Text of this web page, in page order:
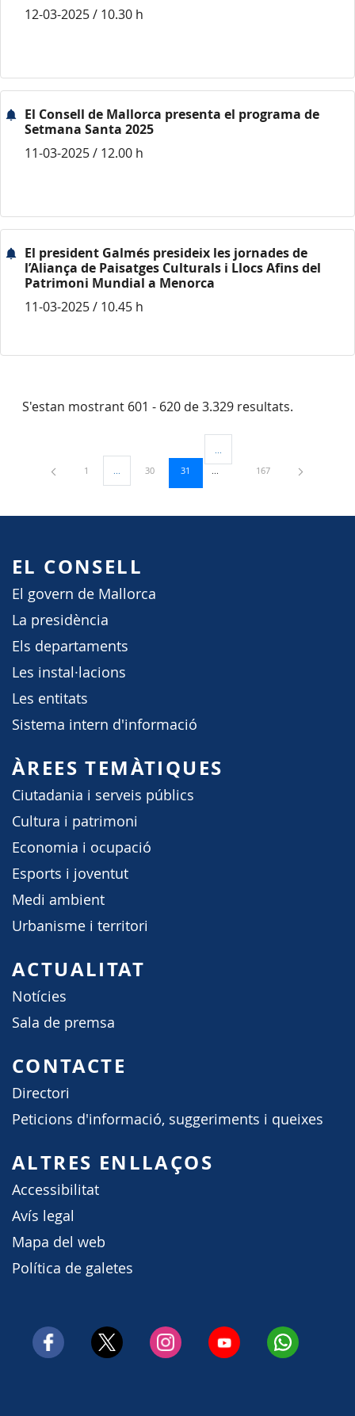
12-03-2025 / 10.30 h
El Consell de Mallorca presenta el programa de
Setmana Santa 2025
11-03-2025 / 12.00 h
El president Galmés presideix les jornades de
l’Aliança de Paisatges Culturals i Llocs Afins del
Patrimoni Mundial a Menorca
11-03-2025 / 10.45 h
S'estan mostrant 601 - 620 de 3.329 resultats.
Pàgina
1 ...Pàgines intermèdies Utilitzeu TAB per navegar.
Pàgina
30 Pàgina
31
Pàgines intermèdies Utilitzeu
Pàgina
167
EL CONSELL
El govern de Mallorca
La presidència
Els departaments
Les instal·lacions
Les entitats
Sistema intern d'informació
ÀREES TEMÀTIQUES
Ciutadania i serveis públics
Cultura i patrimoni
Economia i ocupació
Esports i joventut
Medi ambient
Urbanisme i territori
ACTUALITAT
Notícies
Sala de premsa
CONTACTE
Directori
Peticions d'informació, suggeriments i queixes
ALTRES ENLLAÇOS
Accessibilitat
Avís legal
Mapa del web
Política de galetes